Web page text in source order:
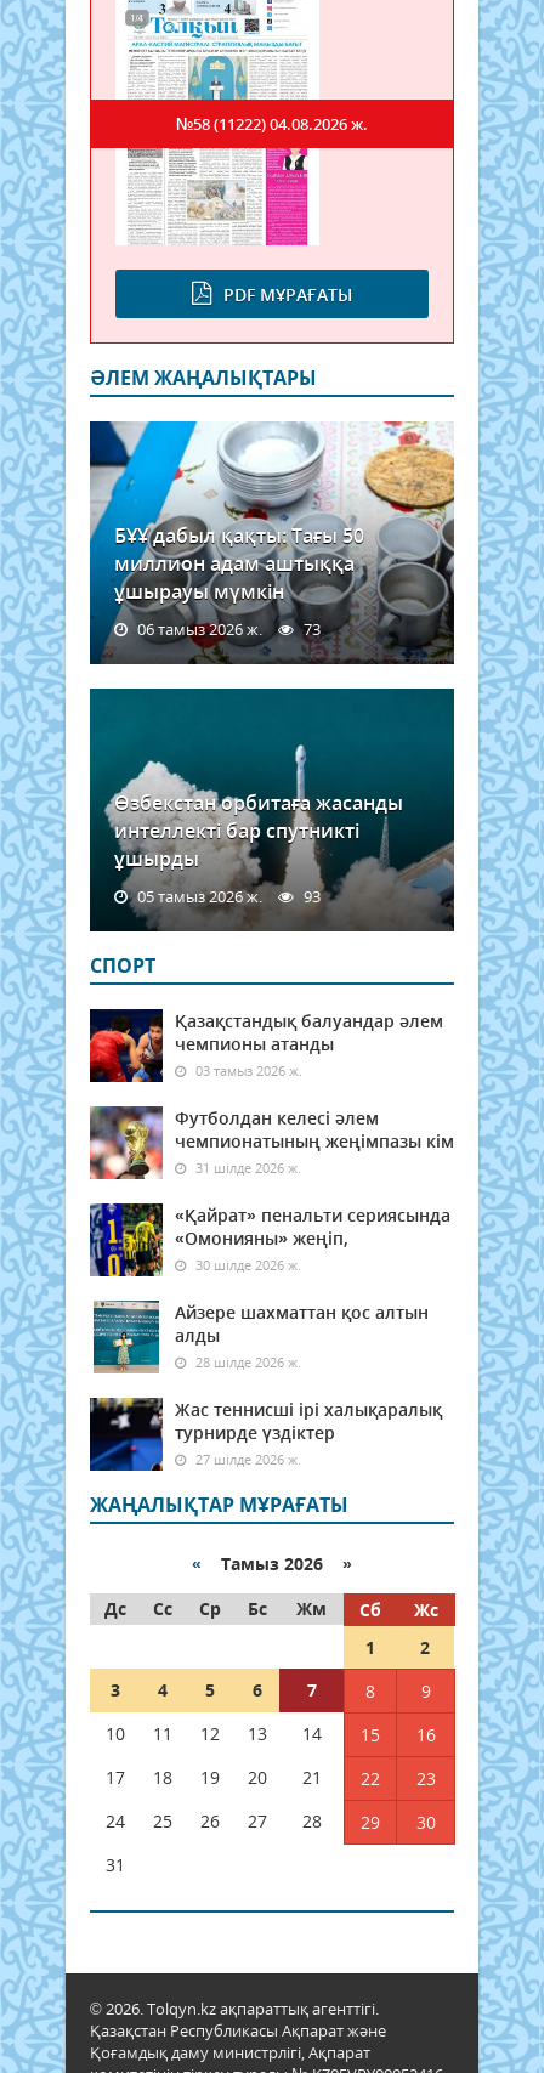
PDF МҰРАҒАТЫ
№58 (11222)04.08.2026 ж.
ӘЛЕМ ЖАҢАЛЫҚТАРЫ
БҰҰ дабыл қақты: Тағы 50
миллион адам аштыққа
ұшырауы мүмкін
06 тамыз 2026 ж. 73
Өзбекстан орбитаға жасанды
интеллекті бар спутникті
ұшырды
05 тамыз 2026 ж. 93
СПОРТ
Қазақстандық балуандар әлем
чемпионы атанды
03 тамыз 2026 ж.
Футболдан келесі әлем
чемпионатының жеңімпазы кім
31 шілде 2026 ж.
«Қайрат» пенальти сериясында
«Омонияны» жеңіп,
30 шілде 2026 ж.
Айзере шахматтан қос алтын
алды
28 шілде 2026 ж.
Жас теннисші ірі халықаралық
турнирде үздіктер
27 шілде 2026 ж.
ЖАҢАЛЫҚТАР МҰРАҒАТЫ
« Тамыз 2026 »
Дс
Сс Ср Бс Жм Сб
Жс
1
2
3
4 5 6 7 8
9
10
11 12 13 14 15
16
17
18 19 20 21 22
23
24
25 26 27 28 29
30
31
© 2026. Tolqyn.kz ақпараттық агенттігі.
Қазақстан Республикасы Ақпарат және
Қоғамдық даму министрлігі, Ақпарат